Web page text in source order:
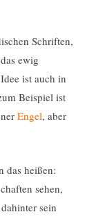
Schriften,
ewig
ist auch in
Beispiel ist
Engel, aber
das heißen:
sehen,
sein